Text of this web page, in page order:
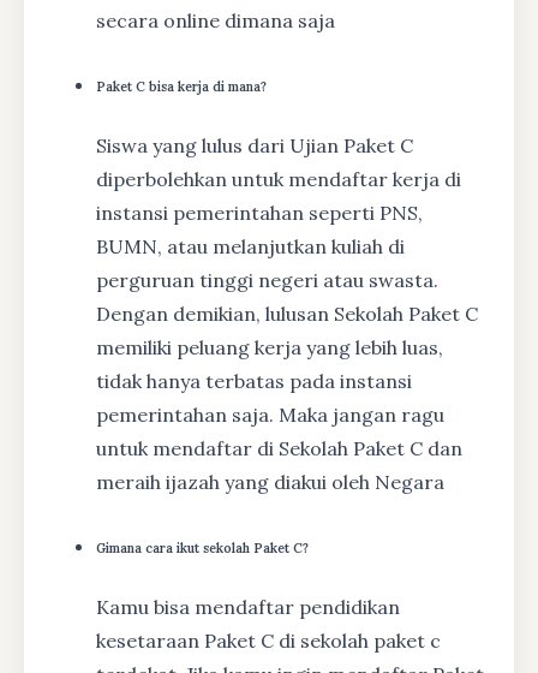
secara online dimana saja
Paket C bisa kerja di mana?
Siswa yang lulus dari Ujian Paket C
diperbolehkan untuk mendaftar kerja di
instansi pemerintahan seperti PNS,
BUMN, atau melanjutkan kuliah di
perguruan tinggi negeri atau swasta.
Dengan demikian, lulusan Sekolah Paket C
memiliki peluang kerja yang lebih luas,
tidak hanya terbatas pada instansi
pemerintahan saja. Maka jangan ragu
untuk mendaftar di Sekolah Paket C dan
meraih ijazah yang diakui oleh Negara
Gimana cara ikut sekolah Paket C?
Kamu bisa mendaftar pendidikan
kesetaraan Paket C di sekolah paket c